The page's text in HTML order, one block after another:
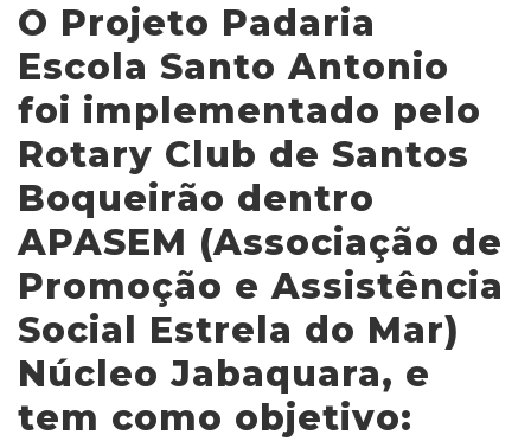
O Projeto Padaria
Escola Santo Antonio
foi implementado pelo
Rotary Club de Santos
Boqueirão dentro
APASEM (Associação de
Promoção e Assistência
Social Estrela do Mar)
Núcleo Jabaquara, e
tem como objetivo: